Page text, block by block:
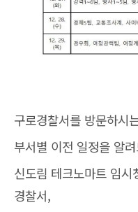
구로경찰서를 방문하시
부서별 이전 일정을 알
신도림 테크노마트 임시
경찰서,